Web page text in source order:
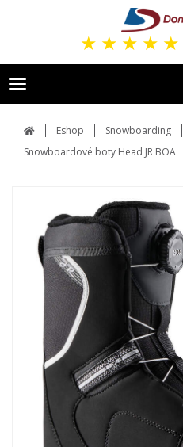
★ ★ ★ ★ ★
Toggle
navigation
Eshop Snowboarding
Snowboardové boty Head JR BOA